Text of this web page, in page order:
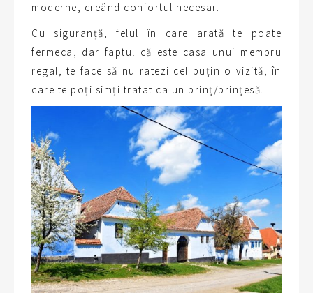
moderne, creând confortul necesar.
Cu siguranță, felul în care arată te poate
fermeca, dar faptul că este casa unui membru
regal, te face să nu ratezi cel puțin o vizită, în
care te poți simți tratat ca un prinț/prințesă.